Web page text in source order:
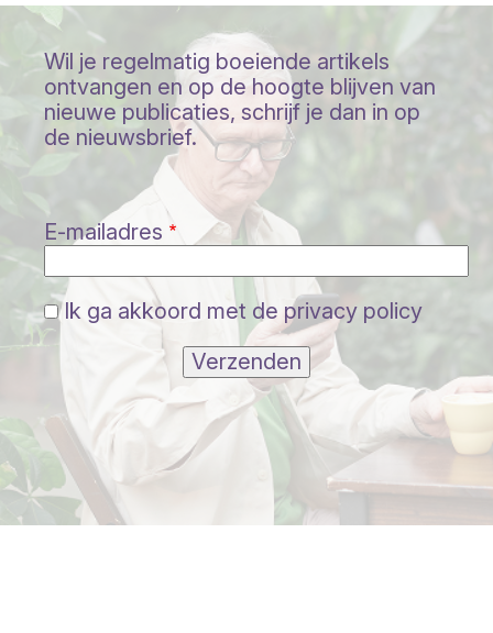
Wil je regelmatig boeiende artikels
ontvangen en op de hoogte blijven van
nieuwe publicaties, schrijf je dan in op
de nieuwsbrief.
E-mailadres
Ik ga akkoord met de privacy policy
Verzenden